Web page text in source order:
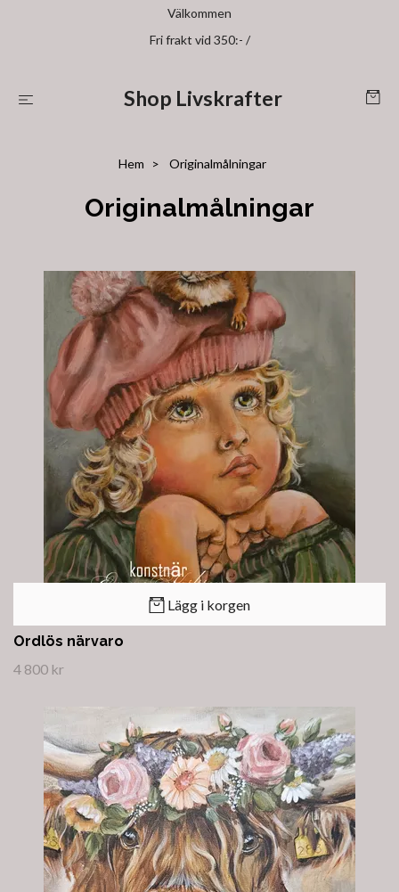
Välkommen
Fri frakt vid 350:- /
Shop Livskrafter
Hem Originalmålningar
Originalmålningar
Lägg i korgen
Ordlös närvaro
4 800 kr